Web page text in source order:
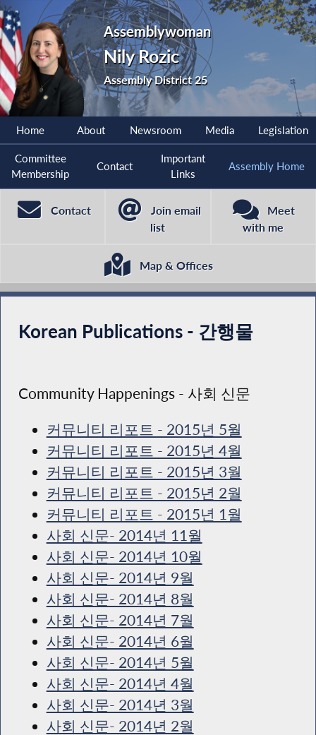
Assemblywoman
Nily Rozic
Assembly District 25
Home About Newsroom Media Legislation
Committee
Membership
Contact
Important
Links
Assembly Home
Contact
Join email
list
Meet
with me
Map & Offices
Korean Publications - 간행물
Community Happenings - 사회 신문
커뮤니티 리포트 - 2015년 5월
커뮤니티 리포트 - 2015년 4월
커뮤니티 리포트 - 2015년 3월
커뮤니티 리포트 - 2015년 2월
커뮤니티 리포트 - 2015년 1월
사회 신문- 2014년 11월
사회 신문- 2014년 10월
사회 신문- 2014년 9월
사회 신문- 2014년 8월
사회 신문- 2014년 7월
사회 신문- 2014년 6월
사회 신문- 2014년 5월
사회 신문- 2014년 4월
사회 신문- 2014년 3월
사회 신문- 2014년 2월